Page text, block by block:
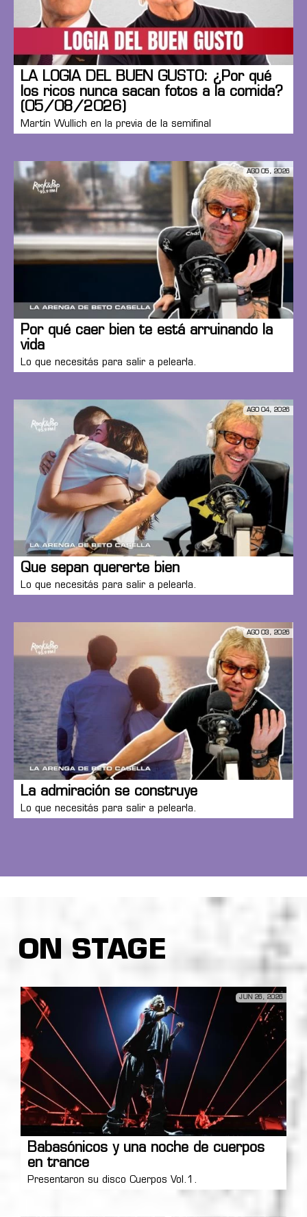
LA LOGIA DEL BUEN GUSTO: ¿Por qué
los ricos nunca sacan fotos a la comida?
(05/08/2026)
Martín Wullich en la previa de la semifinal
AGO 05, 2026
Por qué caer bien te está arruinando la
vida
Lo que necesitás para salir a pelearla.
AGO 04, 2026
Que sepan quererte bien
Lo que necesitás para salir a pelearla.
AGO 03, 2026
La admiración se construye
Lo que necesitás para salir a pelearla.
ON STAGE
JUN 26, 2026
Babasónicos y una noche de cuerpos
en trance
Presentaron su disco Cuerpos Vol.1.